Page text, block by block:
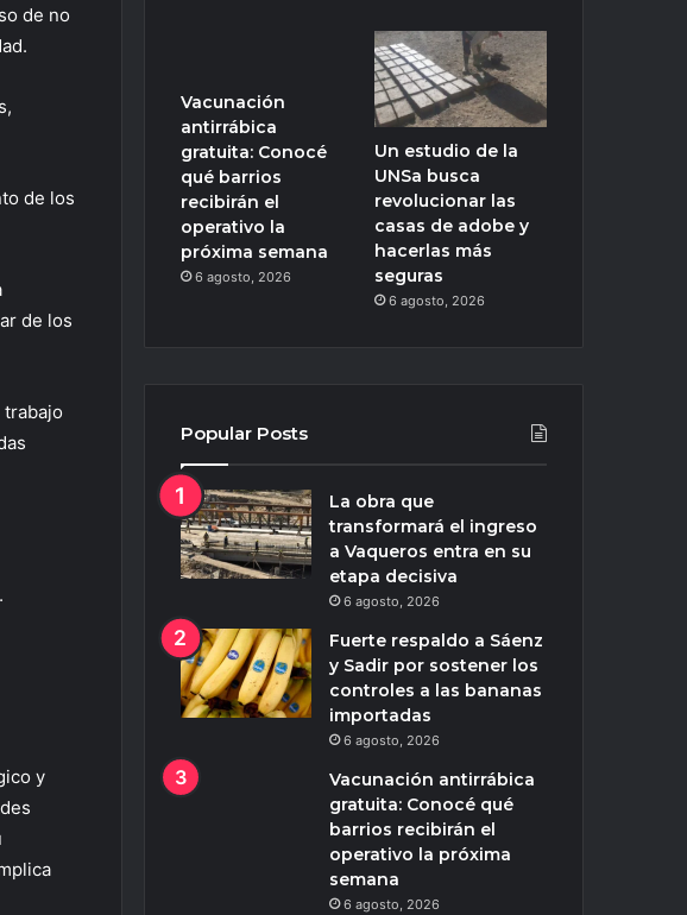
de no
de los
de los
y
Vacunación
antirrábica
gratuita: Conocé
qué barrios
recibirán el
operativo la
próxima semana
6 agosto, 2026
Un estudio de la
UNSa busca
revolucionar las
casas de adobe y
hacerlas más
seguras
6 agosto, 2026
Popular Posts
La obra que
transformará el ingreso
a Vaqueros entra en su
etapa decisiva
6 agosto, 2026
Fuerte respaldo a Sáenz
y Sadir por sostener los
controles a las bananas
importadas
6 agosto, 2026
Vacunación antirrábica
gratuita: Conocé qué
barrios recibirán el
operativo la próxima
semana
6 agosto, 2026